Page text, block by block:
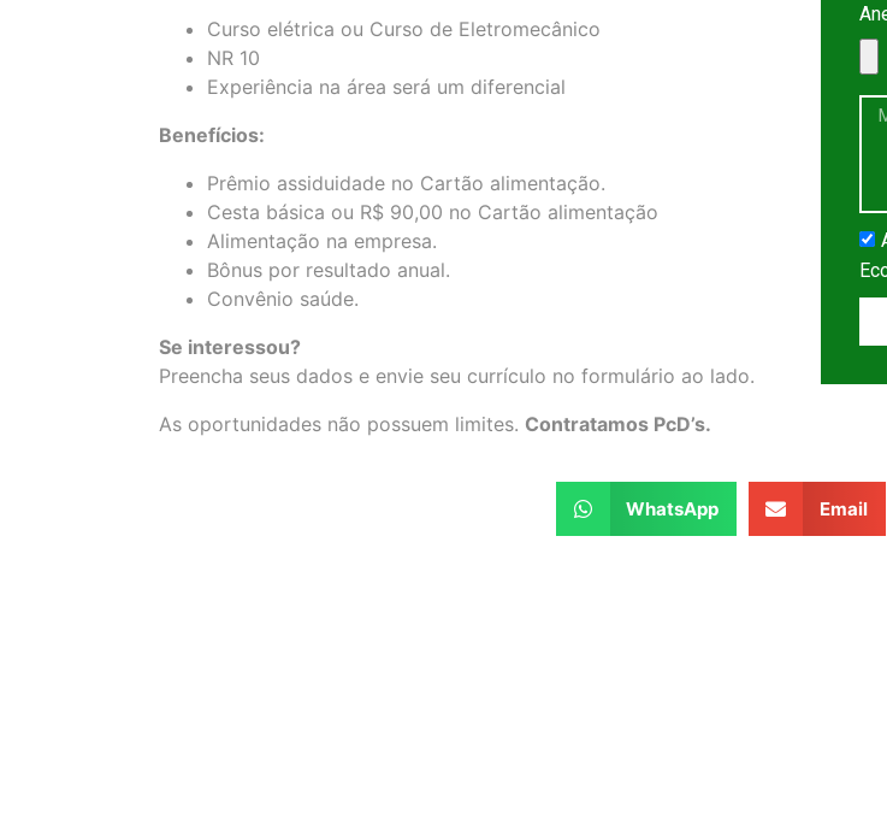
Curso elétrica ou Curso de Eletromecânico
NR 10
Experiência na área será um diferencial
Benefícios:
Prêmio assiduidade no Cartão alimentação.
Cesta básica ou R$ 90,00 no Cartão alimentação
Alimentação na empresa.
Bônus por resultado anual.
Convênio saúde.
Se interessou?
Preencha seus dados e envie seu currículo no formulário ao lado.
As oportunidades não possuem limites. Contratamos PcD’s.
WhatsApp Email